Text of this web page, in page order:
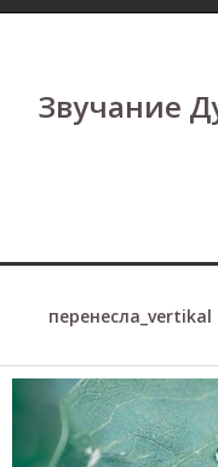
Звучание
перенесла_vertikal